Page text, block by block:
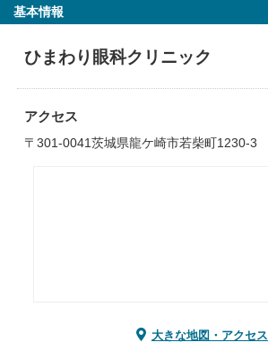
基本情報
ひまわり眼科クリニック
アクセス
〒301-0041茨城県龍ケ崎市若柴町1230-3
大きな地図・アクセス